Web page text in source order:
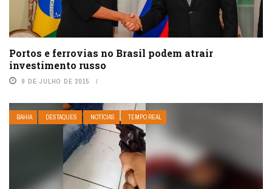
Portos e ferrovias no Brasil podem atrair
investimento russo
9 DE JULHO DE 2015
BAHIA DESTAQUES NOTÍCIAS TEMPO REAL